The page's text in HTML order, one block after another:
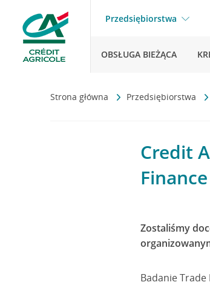
Przedsiębiorstwa
OBSŁUGA BIEŻĄCA
Strona główna Przedsiębiorstwa
Credit
Zostaliśmy
Badanie